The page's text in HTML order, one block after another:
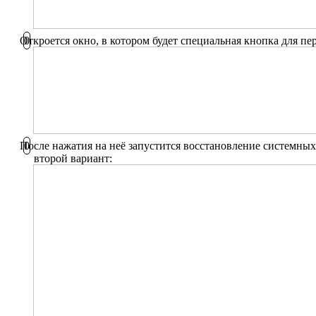
Откроется окно, в котором будет специальная кнопка для
После нажатия на неё запустится восстановление
второй вариант: